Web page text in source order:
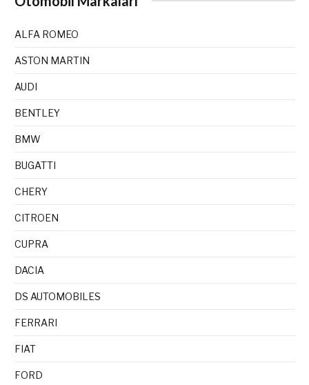
ALFA ROMEO
ASTON MARTIN
AUDI
BENTLEY
BMW
BUGATTI
CHERY
CITROEN
CUPRA
DACIA
DS AUTOMOBILES
FERRARI
FIAT
FORD